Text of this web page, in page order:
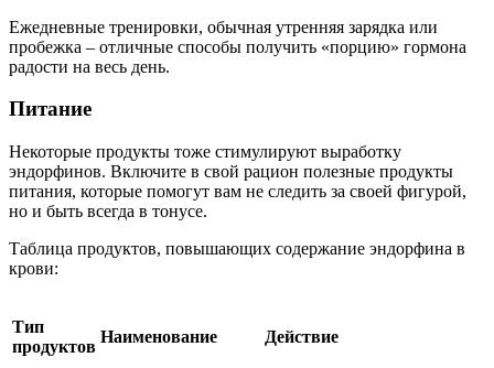
Ежедневные тренировки, обычная утренняя зарядка или
пробежка – отличные способы получить «порцию» гормона
радости на весь день.
Питание
Некоторые продукты тоже стимулируют выработку
эндорфинов. Включите в свой рацион полезные продукты
питания, которые помогут вам не следить за своей фигурой,
но и быть всегда в тонусе.
Таблица продуктов, повышающих содержание эндорфина в
крови:
Тип
продуктов
Наименование Действие